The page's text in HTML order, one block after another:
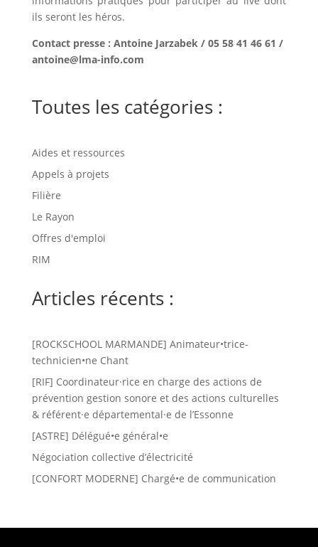
ils seront les héros.
Contact presse : Antoine Jarzabek / 05 58 41 46 61 /
antoine@lma-info.com
Toutes les catégories :
Aides et ressources
Appels à projets
Filière
Le Rayon
Offres d'emploi
RIM
Articles récents :
[ROCKSCHOOL MARMANDE] Animateur•trice-
technicien•ne Chant
[RIF] Coordinateur·rice en charge des actions de
prévention gestion sonore et des actions culturelles
& référent·e départemental·e de l’Essonne
[ASTRE] Délégué•e général•e
Négociation collective d’électricité
[CONFORT MODERNE] Chargé•e de communication